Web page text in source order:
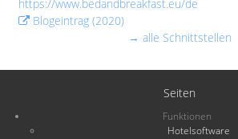
https://www.bedandbreakfast.eu/de
Blogeintrag (2020)
→ alle Schnittstellen
Seiten
Funktionen
Hotelsoftware